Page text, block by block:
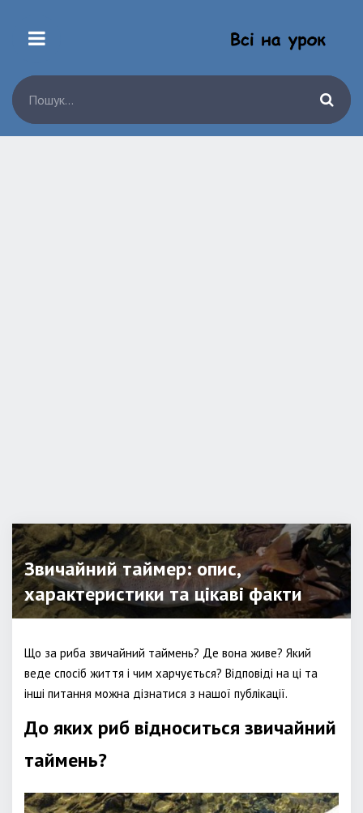
Звичайний таймер: опис,
характеристики та цікаві факти
Що за риба звичайний таймень? Де вона живе? Який
веде спосіб життя і чим харчується? Відповіді на ці та
інші питання можна дізнатися з нашої публікації.
До яких риб відноситься звичайний
таймень?